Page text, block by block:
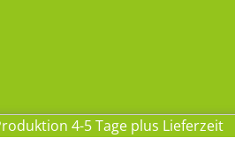
4-5 Tage plus Lieferzeit